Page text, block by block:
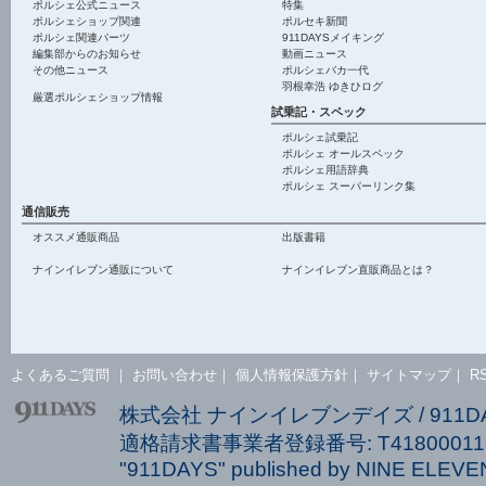
ポルシェ公式ニュース
ポルシェショップ関連
ポルシェ関連パーツ
編集部からのお知らせ
その他ニュース
厳選ポルシェショップ情報
特集
ポルセキ新聞
911DAYSメイキング
動画ニュース
ポルシェバカ一代
羽根幸浩 ゆきひログ
試乗記・スペック
ポルシェ試乗記
ポルシェ オールスペック
ポルシェ用語辞典
ポルシェ スーパーリンク集
通信販売
オススメ通販商品 出版書籍
ナインイレブン通販について ナインイレブン直販商品とは？
よくあるご質問 お問い合わせ 個人情報保護方針 サイトマップ｜
株式会社 ナインイレブンデイズ /
適格請求書事業者登録番号:
"911DAYS" published by NINE